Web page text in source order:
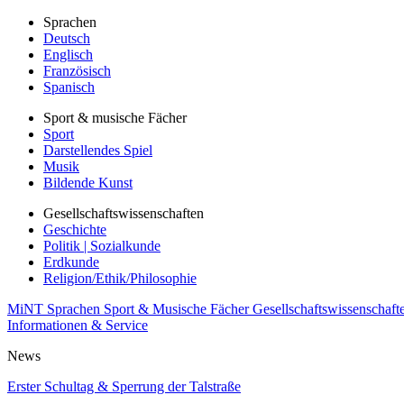
Sprachen
Deutsch
Englisch
Französisch
Spanisch
Sport & musische Fächer
Sport
Darstellendes Spiel
Musik
Bildende Kunst
Gesellschaftswissenschaften
Geschichte
Politik | Sozialkunde
Erdkunde
Religion/Ethik/Philosophie
MiNT Sprachen Sport & Musische Fächer
Informationen & Service
News
Erster Schultag & Sperrung der Talstraße